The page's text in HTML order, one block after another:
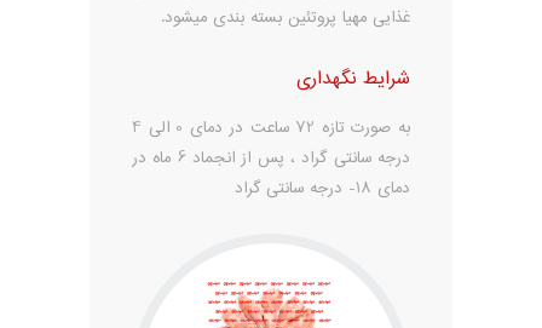
غذایی مهیا پروتئین بسته بندی میشود.
شرایط نگهداری
به صورت تازه 72 ساعت در دمای 0 الی 4
درجه سانتی گراد ، پس از انجماد 6 ماه در
دمای 18- درجه سانتی گراد